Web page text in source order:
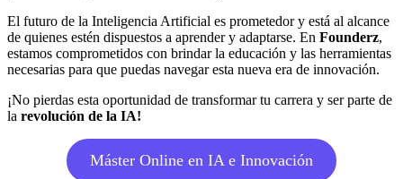
El futuro de la Inteligencia Artificial es prometedor y está al alcance
de quienes estén dispuestos a aprender y adaptarse. En Founderz,
estamos comprometidos con brindar la educación y las herramientas
necesarias para que puedas navegar esta nueva era de innovación.
¡No pierdas esta oportunidad de transformar tu carrera y ser parte de
la revolución de la IA!
Máster Online en IA e Innovación